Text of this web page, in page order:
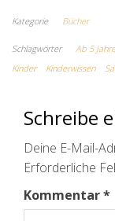
Kategorie Bücher
Schlagwörter Ab 5
Kinder
Kinderwissen
Schreibe
Deine E-Mail-
Erforderliche
Kommentar*